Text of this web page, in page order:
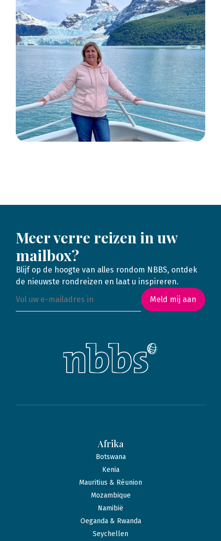
Meer verre reizen in uw
mailbox?
Blijf op de hoogte van alles rondom NBBS, ontdek
de nieuwste rondreizen en laat u inspireren.
Meld mij aan
Afrika
Botswana
Kenia
Mauritius & Réunion
Mozambique
Namibië
Oeganda & Rwanda
Seychellen